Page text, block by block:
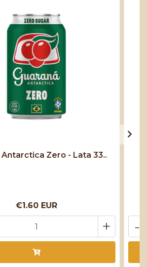
Antarctica Zero - Lata 33..
€1.60 EUR
+ -